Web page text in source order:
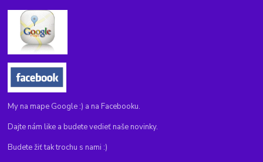
My na mape Google :) a na Facebooku.
Dajte nám like a budete vedieť naše novinky.
Budete žiť tak trochu s nami :)